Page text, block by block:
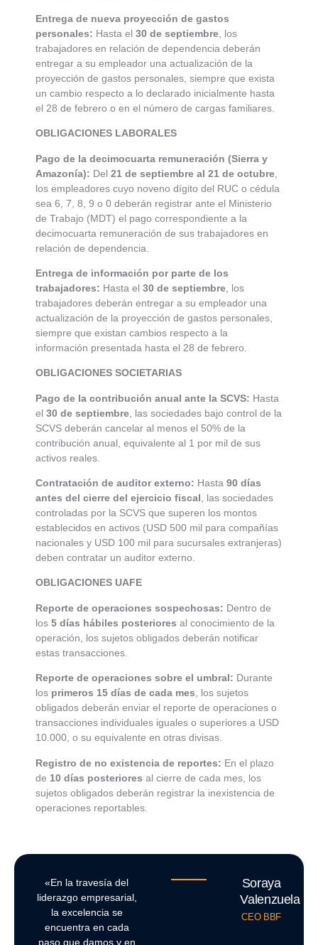
Entrega de nueva proyección de gastos
personales: Hasta el 30 de septiembre , los
trabajadores en relación de dependencia deberán
entregar a su empleador una actualización de la
proyección de gastos personales, siempre que exista
un cambio respecto a lo declarado inicialmente hasta
el 28 de febrero o en el número de cargas familiares.
OBLIGACIONES LABORALES
Pago de la decimocuarta remuneración (Sierra y
Amazonía): Del 21 de septiembre al 21 de octubre
los empleadores cuyo noveno dígito del RUC o cédula
sea 6, 7, 8, 9 o 0 deberán registrar ante el Ministerio
de Trabajo (MDT) el pago correspondiente a la
decimocuarta remuneración de sus trabajadores en
relación de dependencia.
Entrega de información por parte de los
trabajadores: Hasta el 30 de septiembre , los
trabajadores deberán entregar a su empleador una
actualización de la proyección de gastos personales,
siempre que existan cambios respecto a la
información presentada hasta el 28 de febrero.
OBLIGACIONES SOCIETARIAS
Pago de la contribución anual ante la SCVS: Hasta
el 30 de septiembre , las sociedades bajo control de la
SCVS deberán cancelar al menos el 50% de la
contribución anual, equivalente al 1 por mil de sus
activos reales.
Contratación de auditor externo: Hasta 90 días
antes del cierre del ejercicio fiscal , las sociedades
controladas por la SCVS que superen los montos
establecidos en activos (USD 500 mil para compañías
nacionales y USD 100 mil para sucursales extranjeras)
deben contratar un auditor externo.
OBLIGACIONES UAFE
Reporte de operaciones sospechosas: Dentro de
los 5 días hábiles posteriores al conocimiento de la
operación, los sujetos obligados deberán notificar
estas transacciones.
Reporte de operaciones sobre el umbral: Durante
los primeros 15 días de cada mes, los sujetos
obligados deberán enviar el reporte de operaciones o
transacciones individuales iguales o superiores a USD
10.000, o su equivalente en otras divisas.
Registro de no existencia de reportes: En el plazo
de 10 días posteriores al cierre de cada mes, los
sujetos obligados deberán registrar la inexistencia de
operaciones reportables.
«En la travesía del
liderazgo empresarial,
la excelencia se
encuentra en cada
paso que damos y en
Soraya
Valenzuela
CEO BBF